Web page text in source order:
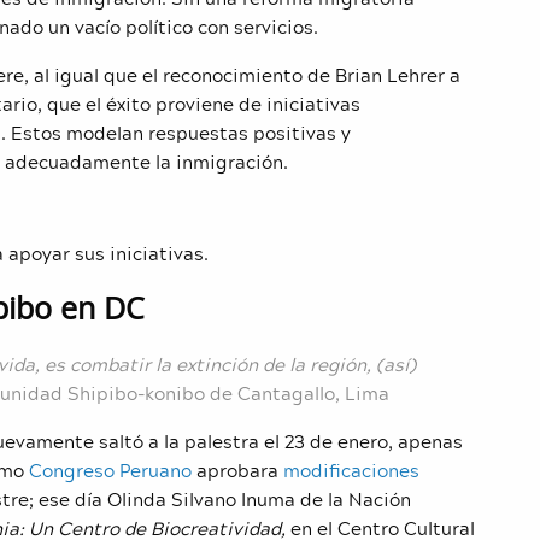
un vacío político con servicios.
al igual que el reconocimiento de Brian Lehrer a
que el éxito proviene de iniciativas
modelan respuestas positivas y
la inmigración.
sus iniciativas.
en DC
es combatir la extinción de la región, (así)
Shipibo-konibo de Cantagallo, Lima
saltó a la palestra el 23 de enero, apenas
Congreso Peruanoaprobara modificaciones
ese día Olinda Silvano Inuma de la Nación
Un Centro de Biocreatividad, en el Centro Cultural